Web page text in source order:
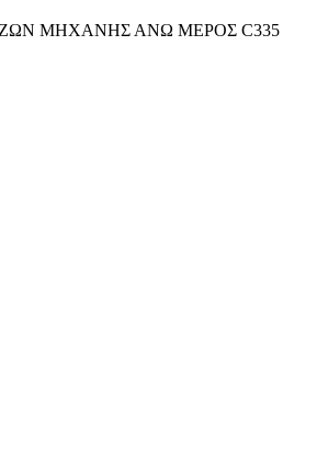
ΜΗΧΑΝΗΣ ΑΝΩ ΜΕΡΟΣ C335